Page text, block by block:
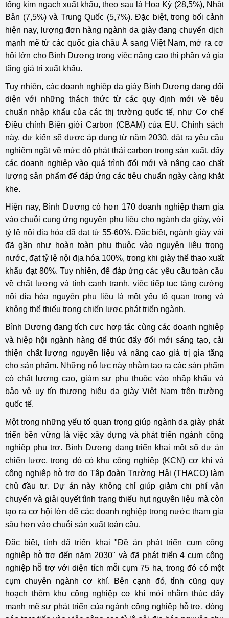
tổng kim ngạch xuất khẩu, theo sau là Hoa Kỳ (28,5%), Nhật
Bản (7,5%) và Trung Quốc (5,7%). Đặc biệt, trong bối cảnh
hiện nay, lượng đơn hàng ngành da giày đang chuyển dịch
mạnh mẽ từ các quốc gia châu Á sang Việt Nam, mở ra cơ
hội lớn cho Bình Dương trong việc nâng cao thị phần và gia
tăng giá trị xuất khẩu.
Tuy nhiên, các doanh nghiệp da giày Bình Dương đang đối
diện với những thách thức từ các quy định mới về tiêu
chuẩn nhập khẩu của các thị trường quốc tế, như Cơ chế
Điều chỉnh Biên giới Carbon (CBAM) của EU. Chính sách
này, dự kiến sẽ được áp dụng từ năm 2030, đặt ra yêu cầu
nghiêm ngặt về mức độ phát thải carbon trong sản xuất, đẩy
các doanh nghiệp vào quá trình đổi mới và nâng cao chất
lượng sản phẩm để đáp ứng các tiêu chuẩn ngày càng khắt
khe.
Hiện nay, Bình Dương có hơn 170 doanh nghiệp tham gia
vào chuỗi cung ứng nguyên phụ liệu cho ngành da giày, với
tỷ lệ nội địa hóa đã đạt từ 55-60%. Đặc biệt, ngành giày vải
đã gần như hoàn toàn phụ thuộc vào nguyên liệu trong
nước, đạt tỷ lệ nội địa hóa 100%, trong khi giày thể thao xuất
khẩu đạt 80%. Tuy nhiên, để đáp ứng các yêu cầu toàn cầu
về chất lượng và tính cạnh tranh, việc tiếp tục tăng cường
nội địa hóa nguyên phụ liệu là một yếu tố quan trọng và
không thể thiếu trong chiến lược phát triển ngành.
Bình Dương đang tích cực hợp tác cùng các doanh nghiệp
và hiệp hội ngành hàng để thúc đẩy đổi mới sáng tạo, cải
thiện chất lượng nguyên liệu và nâng cao giá trị gia tăng
cho sản phẩm. Những nỗ lực này nhằm tạo ra các sản phẩm
có chất lượng cao, giảm sự phụ thuộc vào nhập khẩu và
bảo vệ uy tín thương hiệu da giày Việt Nam trên trường
quốc tế.
Một trong những yếu tố quan trọng giúp ngành da giày phát
triển bền vững là việc xây dựng và phát triển ngành công
nghiệp phụ trợ. Bình Dương đang triển khai một số dự án
chiến lược, trong đó có khu công nghiệp (KCN) cơ khí và
công nghiệp hỗ trợ do Tập đoàn Trường Hải (THACO) làm
chủ đầu tư. Dự án này không chỉ giúp giảm chi phí vận
chuyển và giải quyết tình trạng thiếu hụt nguyên liệu mà còn
tạo ra cơ hội lớn để các doanh nghiệp trong nước tham gia
sâu hơn vào chuỗi sản xuất toàn cầu.
Đặc biệt, tỉnh đã triển khai "Đề án phát triển cụm công
nghiệp hỗ trợ đến năm 2030" và đã phát triển 4 cụm công
nghiệp hỗ trợ với diện tích mỗi cụm 75 ha, trong đó có một
cụm chuyên ngành cơ khí. Bên cạnh đó, tỉnh cũng quy
hoạch thêm khu công nghiệp cơ khí mới nhằm thúc đẩy
mạnh mẽ sự phát triển của ngành công nghiệp hỗ trợ, đóng